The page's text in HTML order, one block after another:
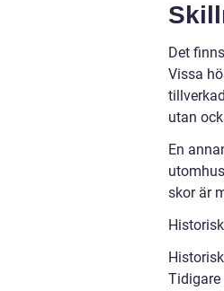
Det
Vissa
utan
En
skor är
Tidigare